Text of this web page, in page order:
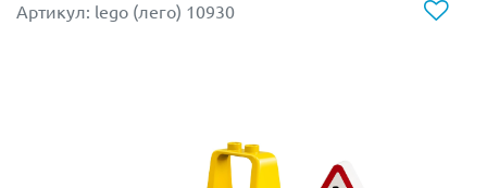
Артикул: lego (лего) 10930